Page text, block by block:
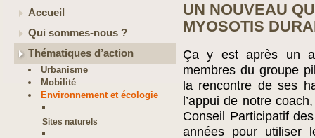
Accueil
Qui sommes-nous ?
Thématiques d’action
Urbanisme
Mobilité
Environnement et écologie
Sites naturels
UN NOUVEAU
MYOSOTIS
Ça y est après un
membres du groupe
la rencontre de ses
l’appui de notre
Conseil Participatif
années pour utiliser